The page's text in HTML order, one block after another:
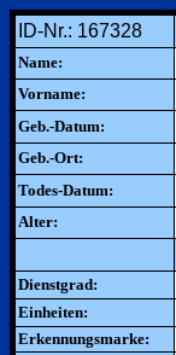
ID-Nr.: 167328
Name:
Vorname:
Geb.-Datum:
Geb.-Ort:
Todes-Datum:
Alter:
Dienstgrad:
Einheiten:
Erkennungsmarke: